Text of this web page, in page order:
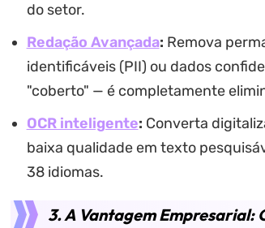
do setor.
Redação Avançada: Remova
identificáveis ​​(PII) ou dados
"coberto" — é completamente
OCR inteligente: Converta
baixa qualidade em texto
38 idiomas.
3. A Vantagem Empresarial: